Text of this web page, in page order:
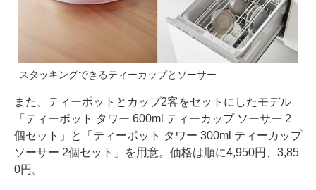
スタッキングできるティーカップとソーサー
また、ティーポットとカップ2客をセットにしたモデル
「ティーポット タワー 600ml ティーカップ ソーサー 2
個セット」と「ティーポット タワー 300ml ティーカップ
ソーサー 2個セット」を用意。価格は順に4,950円、3,85
0円。